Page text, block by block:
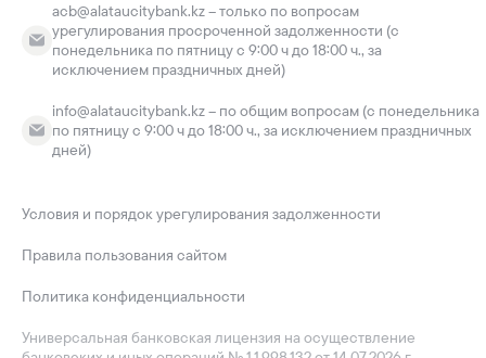
acb@alataucitybank.kz – только по вопросам
урегулирования просроченной задолженности (с
понедельника по пятницу с 9:00 ч до 18:00 ч., за
исключением праздничных дней)
info@alataucitybank.kz – по общим вопросам (с понедельника
по пятницу с 9:00 ч до 18:00 ч., за исключением праздничных
дней)
Универсальная банковская лицензия на осуществление
Условия и порядок урегулирования задолженности
Правила пользования сайтом
Политика конфиденциальности